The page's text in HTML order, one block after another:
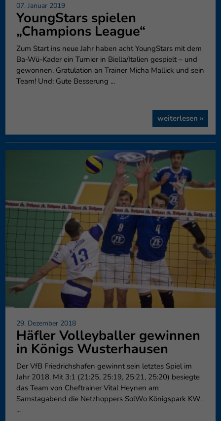
07. Januar 2019
YoungStars spielen
„Champions League“
Zum Start ins neue Jahr haben acht YoungStars mit dem
Ba-Wü-Kader ein Turnier in Biella/Italien gespielt – und
gewonnen. Gratulation an Trainer Micha Mallick und sein
Team! Und: Gute Besserung ...
weiterlesen »
29. Dezember 2018
Häfler Volleyballer gewinnen
in Königs Wusterhausen
Der VfB Friedrichshafen gewinnt sein letztes Spiel im
Jahr 2018. Mit 3:1 (21:25, 25:19, 25:21, 25:20) besiegte
das Team von Cheftrainer Vital Heynen am
Samstagabend die Netzhoppers SolWo Königspark KW.
...